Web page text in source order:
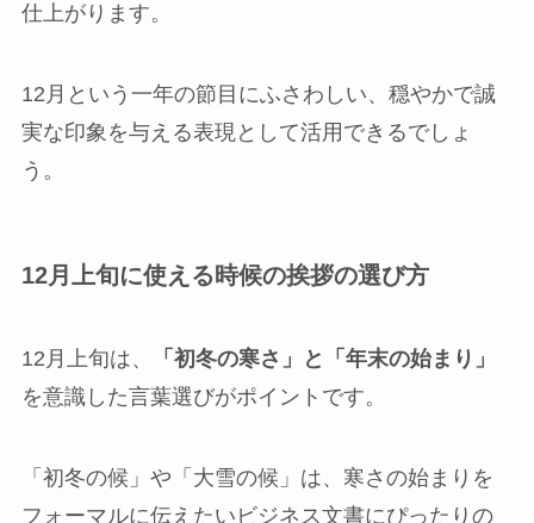
仕上がります。
12月という一年の節目にふさわしい、穏やかで誠
実な印象を与える表現として活用できるでしょ
う。
12月上旬に使える時候の挨拶の選び方
12月上旬は、
「初冬の寒さ」と「年末の始まり」
を意識した言葉選びがポイントです。
「初冬の候」や「大雪の候」は、寒さの始まりを
フォーマルに伝えたいビジネス文書にぴったりの